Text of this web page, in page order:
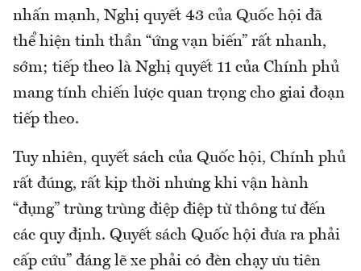
nhấn mạnh, Nghị quyết 43 của Quốc hội đã
thể hiện tinh thần “ứng vạn biến” rất nhanh,
sớm; tiếp theo là Nghị quyết 11 của Chính phủ
mang tính chiến lược quan trọng cho giai đoạn
tiếp theo.
Tuy nhiên, quyết sách của Quốc hội, Chính phủ
rất đúng, rất kịp thời nhưng khi vận hành
“đụng” trùng trùng điệp điệp từ thông tư đến
các quy định. Quyết sách Quốc hội đưa ra phải
cấp cứu” đáng lẽ xe phải có đèn chạy ưu tiên